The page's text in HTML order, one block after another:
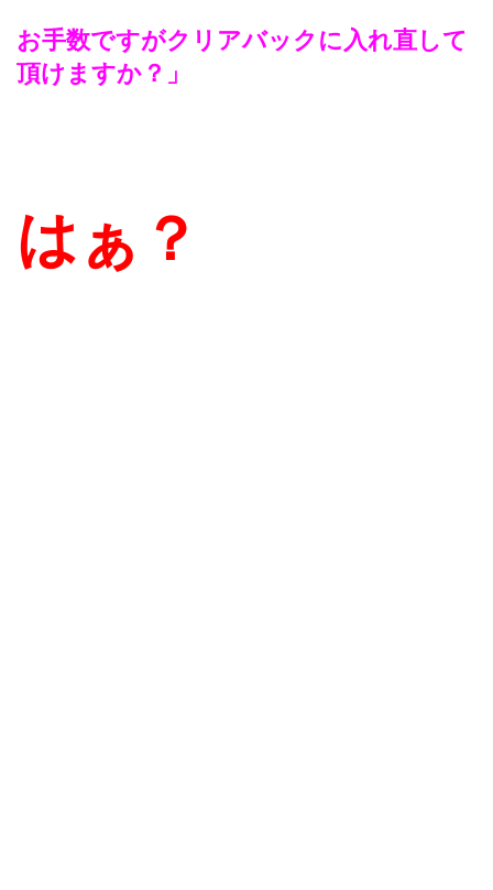
お手数ですがクリアバックに入れ直して
頂けますか？」
はぁ？